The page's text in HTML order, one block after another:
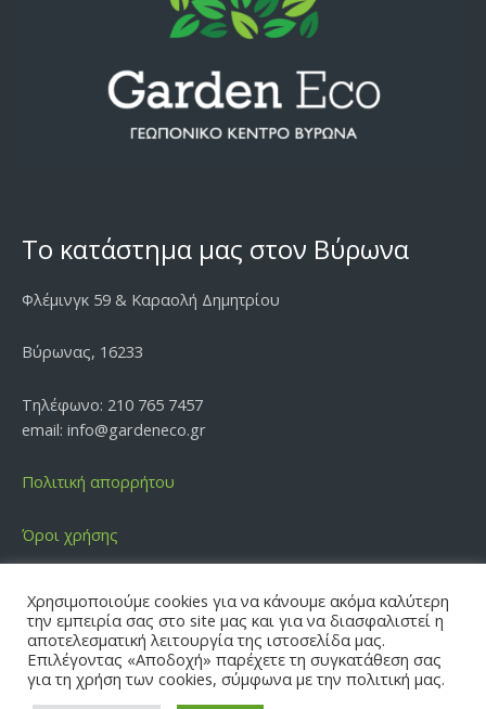
Το κατάστημα μας στον Βύρωνα
Φλέμινγκ 59 & Καραολή Δημητρίου
Βύρωνας, 16233
Τηλέφωνο: 210 765 7457
email: info@gardeneco.gr
Πολιτική απορρήτου
Όροι χρήσης
Copyright © 2026 | GARDEN ECO
Χρησιμοποιούμε cookies για να κάνουμε ακόμα καλύτερη
την εμπειρία σας στο site μας και για να διασφαλιστεί η
αποτελεσματική λειτουργία της ιστοσελίδα μας.
Επιλέγοντας «Αποδοχή» παρέχετε τη συγκατάθεση σας
για τη χρήση των cookies, σύμφωνα με την πολιτική μας.